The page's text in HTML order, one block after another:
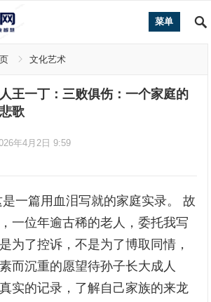
菜单
文化艺术
人王一丁：三败俱伤：一个家庭的
歌
年4月2日 9:59
篇用血泪写就的家庭实录。 故
一位年逾古稀的老人，委托我写
为了控诉，不是为了博取同情，
而沉重的愿望待孙子长大成人
实的记录，了解自己家族的来龙